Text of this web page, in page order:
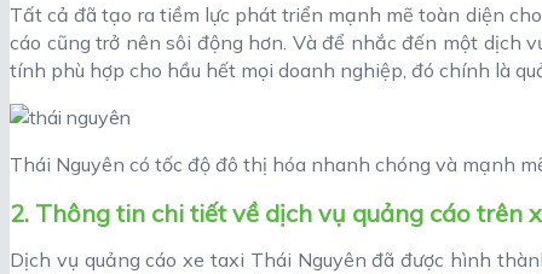
Tất cả đã tạo ra tiềm lực phát triển mạnh mẽ toàn diện
cáo cũng trở nên sôi động hơn. Và để nhắc đến một dịch
tính phù hợp cho hầu hết mọi doanh nghiệp, đó chính là
Thái Nguyên có tốc độ đô thị hóa nhanh chóng và mạnh
2. Thông tin chi tiết về dịch vụ quảng cáo trên
Dịch vụ quảng cáo xe taxi Thái Nguyên đã được hình